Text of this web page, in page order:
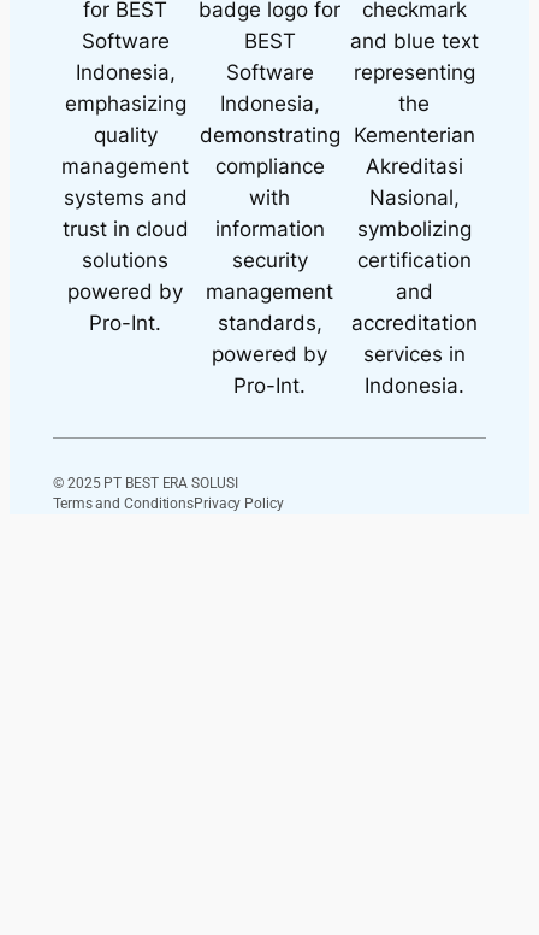
© 2025 PT BEST ERA SOLUSI
Terms and ConditionsPrivacy Policy